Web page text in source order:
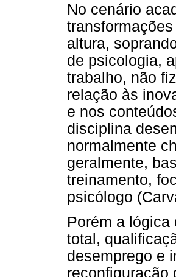
No cenário
altura,
de psicologia,
trabalho, não
relação às
e nos
disciplina
normalmente
geralmente,
treinamento,
psicólogo
Porém a lógica
total,
desemprego e
reconfiguração